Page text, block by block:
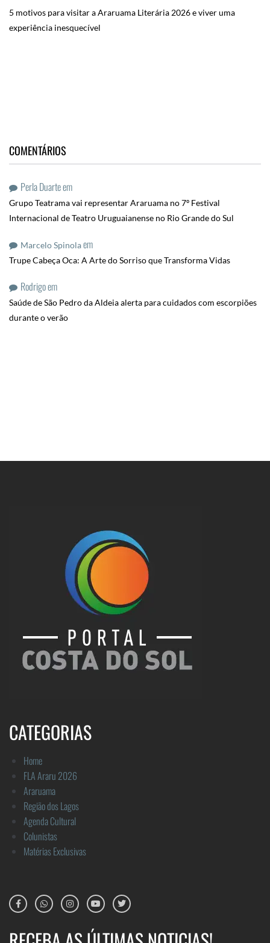
5 motivos para visitar a Araruama Literária 2026 e viver uma
experiência inesquecível
COMENTÁRIOS
Perla Duarteem
Grupo Teatrama vai representar Araruama no 7º Festival
Internacional de Teatro Uruguaianense no Rio Grande do Sul
Marcelo Spinolaem
Trupe Cabeça Oca: A Arte do Sorriso que Transforma Vidas
Rodrigoem
Saúde de São Pedro da Aldeia alerta para cuidados com escorpiões
durante o verão
CATEGORIAS
Home
FLA Araru 2026
Araruama
Região dos Lagos
Agenda Cultural
Colunistas
Matérias Exclusivas